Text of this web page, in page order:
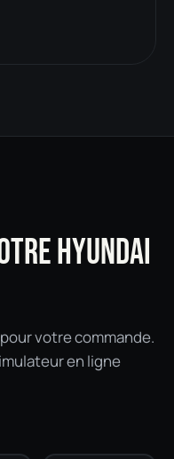
HYUNDAI
votre commande.
en ligne